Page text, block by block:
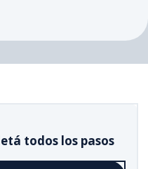
todos los pasos